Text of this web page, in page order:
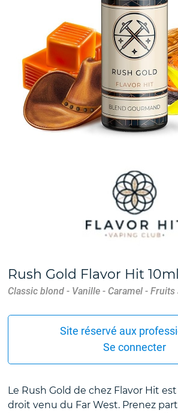
Rush Gold Flavor Hit 10ml
Classic blond - Vanille - Caramel - Fruits
Site réservé aux
Se connecter
Le Rush Gold de chez Flavor Hit
droit venu du Far West. Prenez